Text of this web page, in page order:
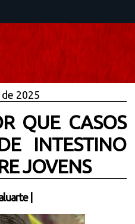
2025
QUE CASOS
INTESTINO
JOVENS